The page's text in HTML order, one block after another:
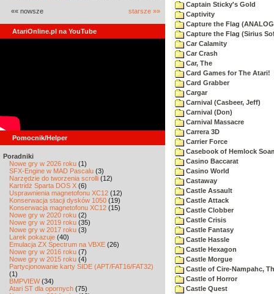
«« nowsze starsze »»
AtariOnline.pl na YouTube
Pomocnik/Helper
Poradniki
Nowe gry w 2026 roku (1)
SFX-Engine w MAD Pascalu (3)
Narzędzie do tworzenia scrolli (12)
Kartridż Sparta DOS X (6)
Usprawnienia magnetofonu XC12 (12)
Konserwacja stacji dysków 1050 (19)
Konserwacja magnetofonu XC12 (15)
Nowe gry w 2020 roku (2)
Nowe gry w 2019 roku (35)
Nowe gry w 2017 roku (3)
Larek pokazuje (40)
Emulacja ZX Spectrum na VBXE (26)
Nowe gry w 2016 roku (7)
Nowe gry w 2015 roku (4)
Partycjonowanie karty SIDE (APT/FAT16/FAT32)
(1)
BMPVIEW(34)
Atari ST dla opornych (75)
Captain Sticky's Gold
Captivity
Capture the Flag
Capture the Flag (Sirius
Car Calamity
Car Crash
Car, The
Card Games for The Atari!
Card Grabber
Cargar
Carnival (Casbeer, Jeff)
Carnival (Don)
Carnival Massacre
Carrera 3D
Carrier Force
Casebook of Hemlock
Casino Baccarat
Casino World
Castaway
Castle Assault
Castle Attack
Castle Clobber
Castle Crisis
Castle Fantasy
Castle Hassle
Castle Hexagon
Castle Morgue
Castle of Cire-Nampahc,
Castle of Horror
Castle Quest